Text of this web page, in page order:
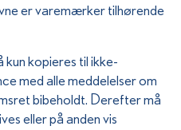
er varemærker tilhørende
kopieres til ikke-
med alle meddelelser om
bibeholdt. Derefter må
eller på anden vis